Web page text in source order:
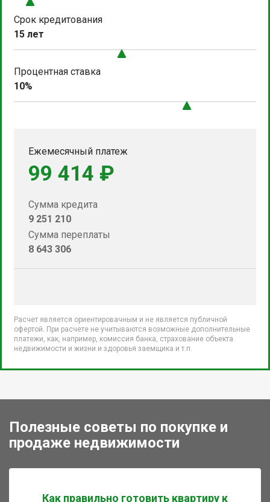
Срок кредитования
15 лет
Процентная ставка
10%
Ежемесячный платеж
99 414 ₽
Сумма кредита
9 251 210
Сумма переплаты
8 643 306
Расчет является ориентировачным и не является публичной
офертой. При расчете не учитываются возможные дополнительные
платежи, как, например, комиссия банка, страхование объекта
недвижимости и жизни и здоровья заемщика и т.п.
Полезные советы по покупке и
продаже недвижимости
Как правильно готовить квартиру к